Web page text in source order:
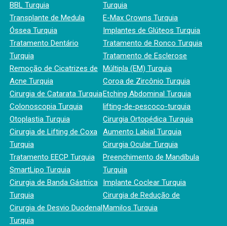
BBL Turquia
Transplante de Medula
Óssea Turquia
Tratamento Dentário
Turquia
Remoção de Cicatrizes de
Acne Turquia
Cirurgia de Catarata Turquia
Colonoscopia Turquia
Otoplastia Turquia
Cirurgia de Lifting de Coxa
Turquia
Tratamento EECP Turquia
SmartLipo Turquia
Cirurgia de Banda Gástrica
Turquia
Cirurgia de Desvio Duodenal
Turquia
Turquia
E-Max Crowns Turquia
Implantes de Glúteos Turquia
Tratamento de Ronco Turquia
Tratamento de Esclerose
Múltipla (EM) Turquia
Coroa de Zircônio Turquia
Etching Abdominal Turquia
lifting-de-pescoco-turquia
Cirurgia Ortopédica Turquia
Aumento Labial Turquia
Cirurgia Ocular Turquia
Preenchimento de Mandíbula
Turquia
Implante Coclear Turquia
Cirurgia de Redução de
Mamilos Turquia